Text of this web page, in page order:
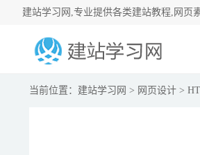
建站学习网,专业提供各类建站教程,网页
当前位置： 建站学习网 > 网页设计 >